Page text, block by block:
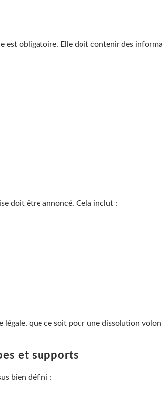
est obligatoire. Elle doit contenir des
doit être annoncé. Cela inclut :
légale, que ce soit pour une dissolution
et supports
bien défini :